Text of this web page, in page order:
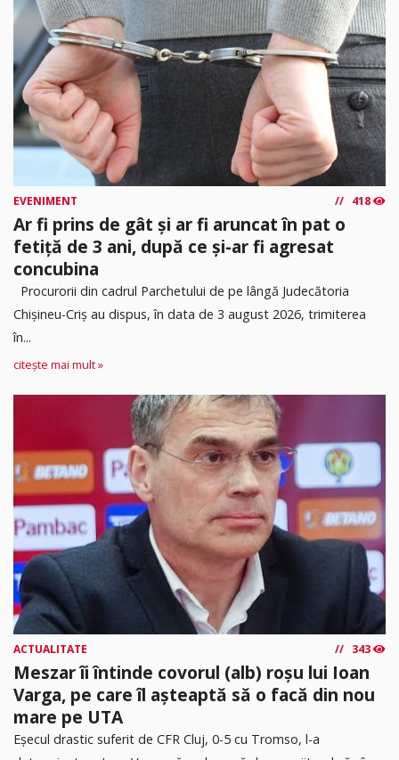
EVENIMENT 418
Ar fi prins de gât și ar fi aruncat în pat o
fetiță de 3 ani, după ce și-ar fi agresat
concubina
Procurorii din cadrul Parchetului de pe lângă Judecătoria
Chișineu-Criș au dispus, în data de 3 august 2026, trimiterea
în...
citește mai mult »
ACTUALITATE 343
Meszar îi întinde covorul (alb) roșu lui Ioan
Varga, pe care îl așteaptă să o facă din nou
mare pe UTA
Eșecul drastic suferit de CFR Cluj, 0-5 cu Tromso, l-a